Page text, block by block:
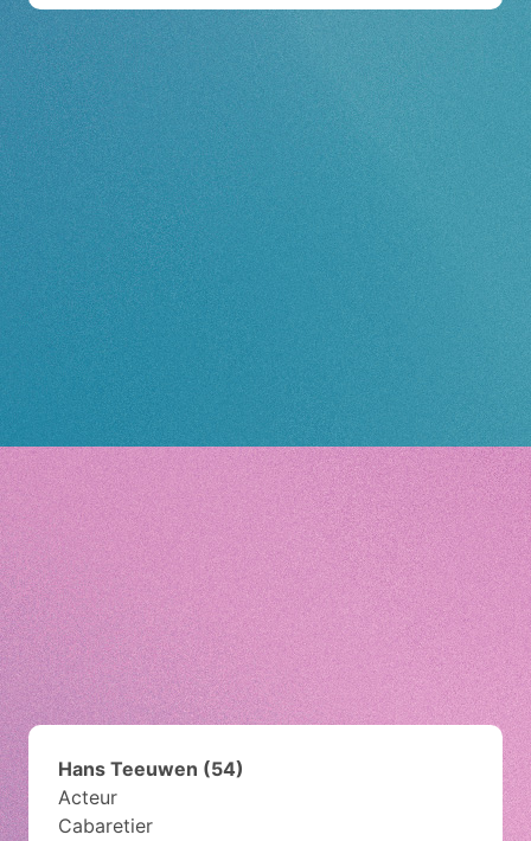
Hans Teeuwen (54)
Acteur
Cabaretier